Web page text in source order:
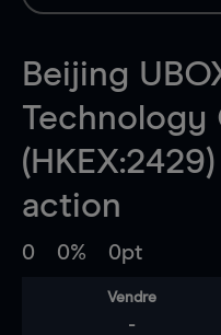
Beijing
Technology
action
0 0% 0pt
Vendre
-